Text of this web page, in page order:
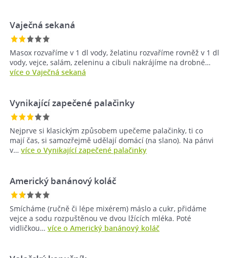
Vaječná sekaná
Masox rozvaříme v 1 dl vody, želatinu rozvaříme rovněž v 1 dl
vody, vejce, salám, zeleninu a cibuli nakrájíme na drobné…
více o Vaječná sekaná
Vynikající zapečené palačinky
Nejprve si klasickým způsobem upečeme palačinky, ti co
mají čas, si samozřejmě udělají domácí (na slano). Na pánvi
v… více o Vynikající zapečené palačinky
Americký banánový koláč
Smícháme (ručně či lépe mixérem) máslo a cukr, přidáme
vejce a sodu rozpuštěnou ve dvou lžících mléka. Poté
vidličkou… více o Americký banánový koláč